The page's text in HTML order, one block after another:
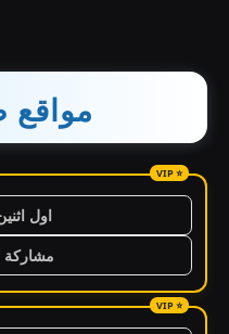
مواقع
اول
مشاركة